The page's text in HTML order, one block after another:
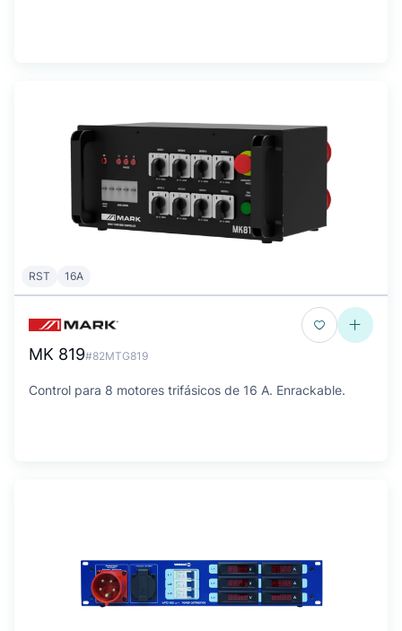
RST 16A
MK 819#82MTG819
Control para 8 motores trifásicos de 16 A. Enrackable.